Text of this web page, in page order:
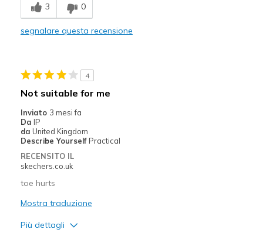
Difetti
Unable to keep clean
Casual Wear
Width
Sizing
Feels true to size
View On Shoes
3 0
segnalare questa recensione
4
Not suitable for me
Inviato 3 mesi fa
Da IP
da United Kingdom
Describe Yourself Practical
RECENSITO IL
skechers.co.uk
toe hurts
Mostra traduzione
Più dettagli